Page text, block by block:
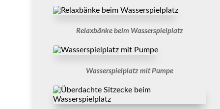
Relaxbänke beim Wasserspielplatz
Wasserspielplatz mit Pumpe